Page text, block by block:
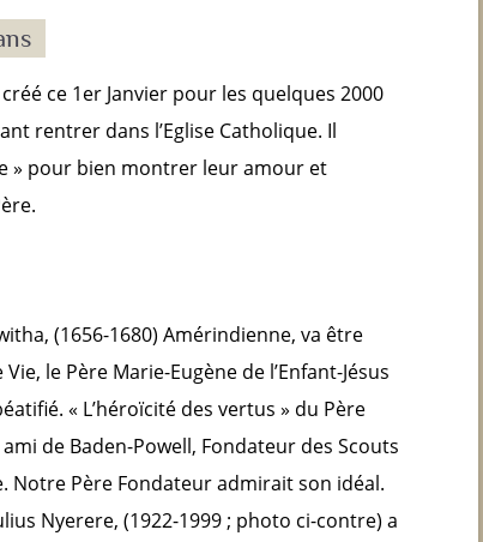
ce 1er Janvier pour les quelques 2000
rentrer dans l’Eglise Catholique. Il
» pour bien montrer leur amour et
(1656-1680) Amérindienne, va être
le Père Marie-Eugène de l’Enfant-Jésus
« L’héroïcité des vertus » du Père
ami de Baden-Powell, Fondateur des Scouts
Notre Père Fondateur admirait son idéal.
Nyerere, (1922-1999 ; photo ci-contre) a